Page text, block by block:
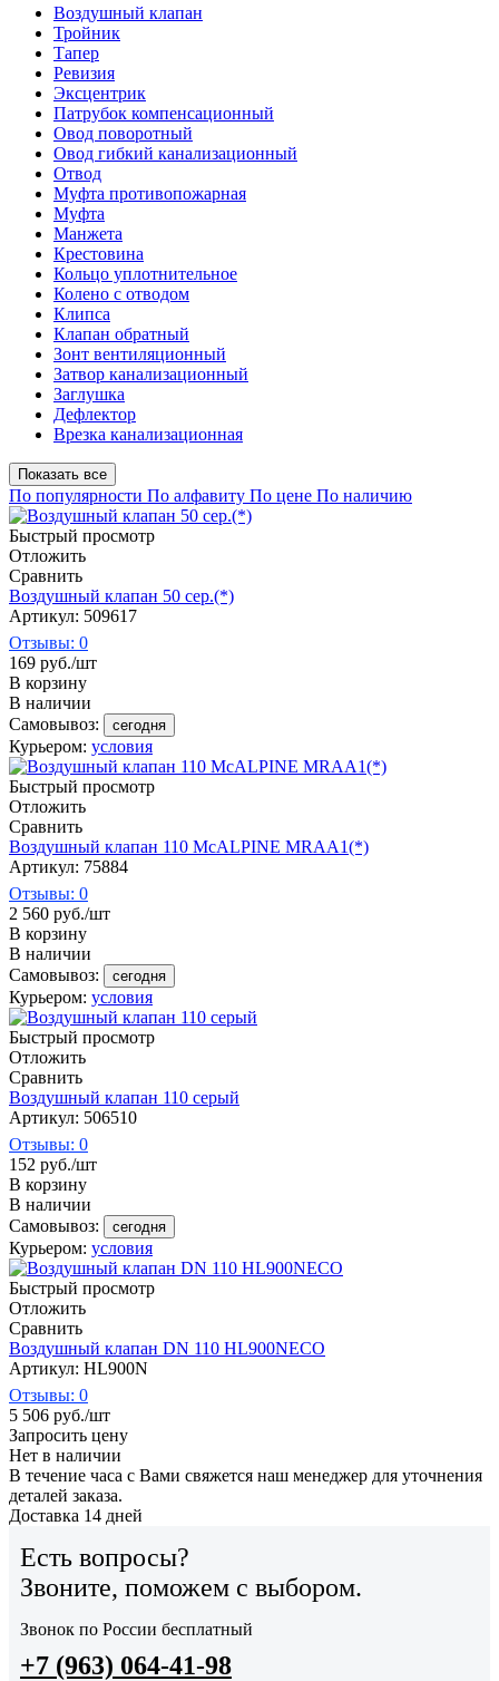
Воздушный клапан
Тройник
Тапер
Ревизия
Эксцентрик
Патрубок компенсационный
Овод поворотный
Овод гибкий канализационный
Отвод
Муфта противопожарная
Муфта
Манжета
Крестовина
Кольцо уплотнительное
Колено с отводом
Клипса
Клапан обратный
Зонт вентиляционный
Затвор канализационный
Заглушка
Дефлектор
Врезка канализационная
Показать все
По популярности По алфавиту По цене По наличию
Быстрый просмотр
Отложить
Сравнить
Воздушный клапан 50 сер.(*)
Артикул: 509617
Отзывы: 0
169 руб./шт
В корзину
В наличии
Самовывоз:
сегодня
Курьером: условия
Быстрый просмотр
Отложить
Сравнить
Воздушный клапан 110 McALPINE MRAA1(*)
Артикул: 75884
Отзывы: 0
2 560 руб./шт
В корзину
В наличии
Самовывоз:
сегодня
Курьером: условия
Быстрый просмотр
Отложить
Сравнить
Воздушный клапан 110 серый
Артикул: 506510
Отзывы: 0
152 руб./шт
В корзину
В наличии
Самовывоз:
сегодня
Курьером: условия
Быстрый просмотр
Отложить
Сравнить
Воздушный клапан DN 110 HL900NECO
Артикул: HL900N
Отзывы: 0
5 506 руб./шт
Запросить цену
Нет в наличии
В течение часа с Вами свяжется наш менеджер для уточнения
деталей заказа.
Доставка 14 дней
Есть вопросы?
Звоните, поможем с выбором.
Звонок по России бесплатный
+7 (963) 064-41-98